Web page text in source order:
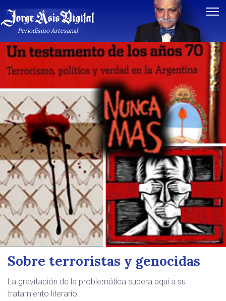
Periodismo Artesanal
Sobre terroristas y genocidas
La gravitación de la problemática supera aquí a su
tratamiento literario.